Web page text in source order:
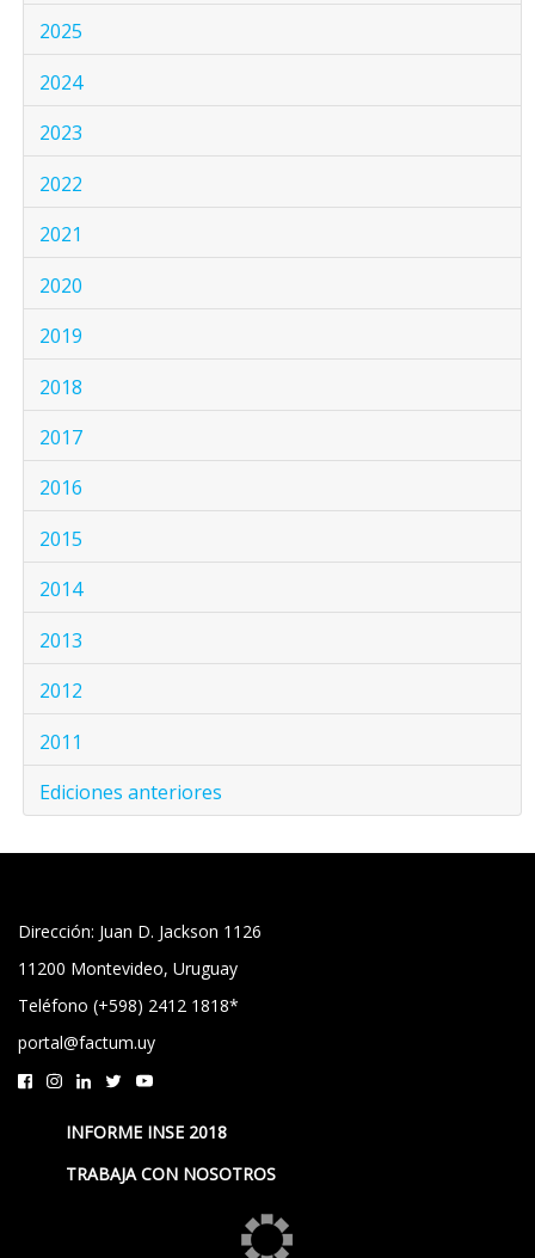
2025
2024
2023
2022
2021
2020
2019
2018
2017
2016
2015
2014
2013
2012
2011
Ediciones anteriores
Dirección: Juan D. Jackson 1126
11200 Montevideo, Uruguay
Teléfono (+598) 2412 1818*
portal@factum.uy
INFORME INSE 2018
TRABAJA CON NOSOTROS